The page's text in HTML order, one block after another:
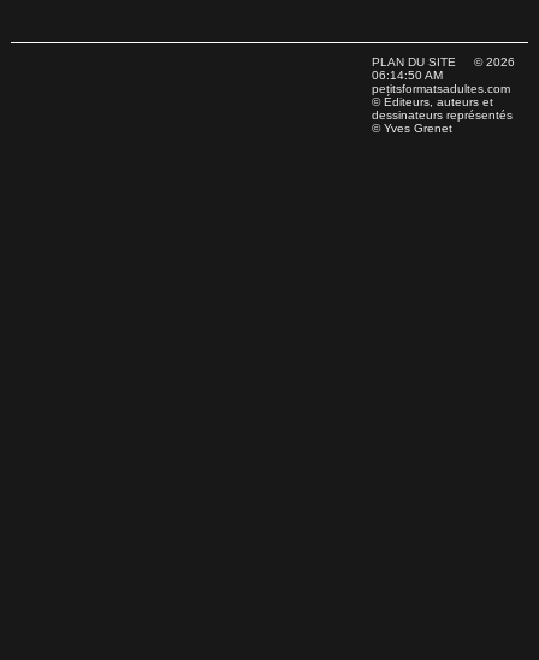
PLAN DU SITE © 2026
06:14:50 AM
petitsformatsadultes.com
© Éditeurs, auteurs et
dessinateurs représentés
© Yves Grenet